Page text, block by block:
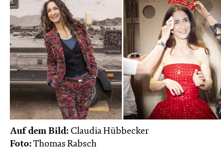
Auf dem Bild: Claudia Hübbecker
Foto:Thomas Rabsch